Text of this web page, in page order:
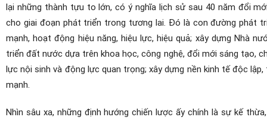
lại những thành tựu to lớn, có ý nghĩa lịch sử sau 40 năm đổi
cho giai đoạn phát triển trong tương lai. Đó là con đường phát
mạnh, hoạt động hiệu năng, hiệu lực, hiệu quả; xây dựng Nhà
triển đất nước dựa trên khoa học, công nghệ, đổi mới sáng tạo,
lực nội sinh và động lực quan trọng; xây dựng nền kinh tế độc
mạnh.
Nhìn sâu xa, những định hướng chiến lược ấy chính là sự kế